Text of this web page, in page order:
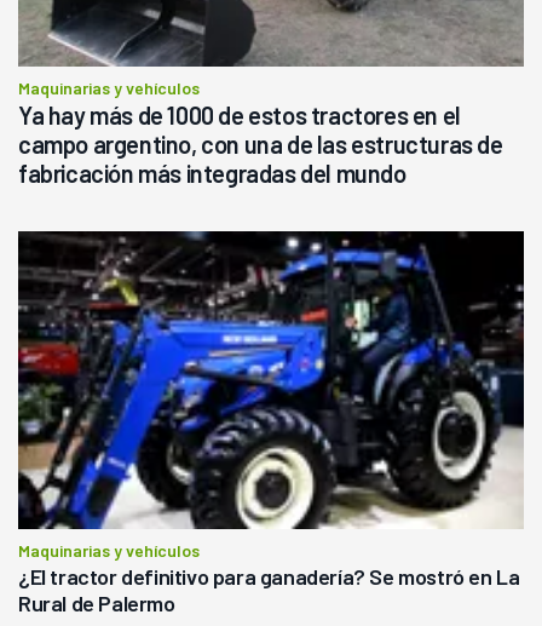
Maquinarias y vehículos
Ya hay más de 1000 de estos tractores en el
campo argentino, con una de las estructuras de
fabricación más integradas del mundo
Maquinarias y vehículos
¿El tractor definitivo para ganadería? Se mostró en La
Rural de Palermo